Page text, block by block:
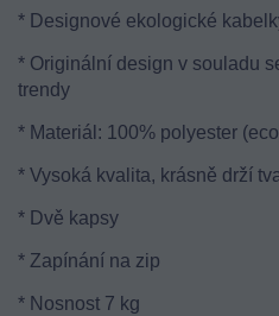
* Designové ekologické
* Originální design v souladu
trendy
* Materiál: 100% polyester
* Vysoká kvalita, krásně drží
* Dvě kapsy
* Zapínání na zip
* Nosnost 7 kg